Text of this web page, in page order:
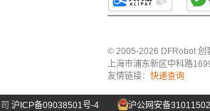
© 2005-2026 DFRobot 创
上海市浦东新区中科路
友情链接： 快递查询
沪ICP备09038501号-4 沪公网安备